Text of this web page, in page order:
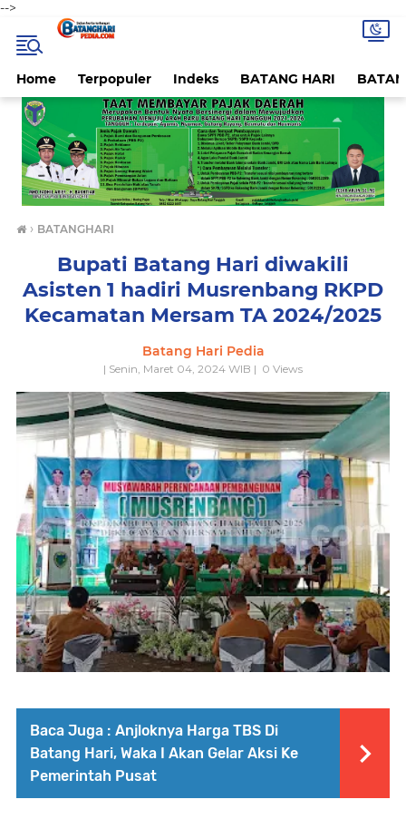
-->
Home Terpopuler Indeks BATANG HARI
› BATANGHARI
Bupati Batang Hari diwakili
Asisten 1 hadiri Musrenbang RKPD
Kecamatan Mersam TA 2024/2025
Batang Hari Pedia
| Senin, Maret 04, 2024 WIB | 0 Views
Baca Juga : Anjloknya Harga TBS Di
Batang Hari, Waka I Akan Gelar Aksi Ke
Pemerintah Pusat